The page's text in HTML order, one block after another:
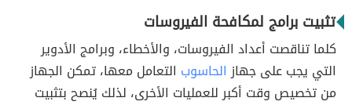
تثبيت برامج لمكافحة الفيروسات
كلما تناقصت أعداد الفيروسات، والأخطاء، وبرامج الأدوير
التي يجب على جهازالحاسوب التعامل معها، تمكن الجهاز
من تخصيص وقت أكبر للعمليات الأخرى، لذلك يُنصح بتثبيت